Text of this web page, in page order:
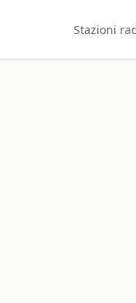
Stazioni